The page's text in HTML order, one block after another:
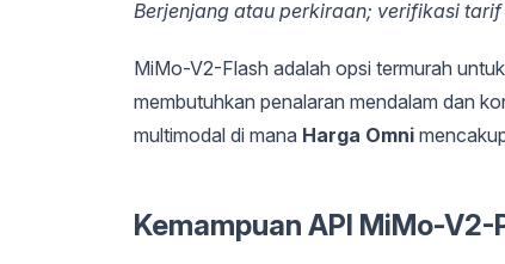
Berjenjang atau perkiraan; verifikasi
MiMo-V2-Flash adalah opsi termurah
membutuhkan penalaran mendalam dan
multimodal di mana Harga Omni
Kemampuan API MiMo-V2-